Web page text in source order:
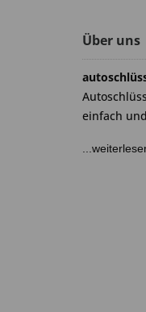
Über uns
einfach